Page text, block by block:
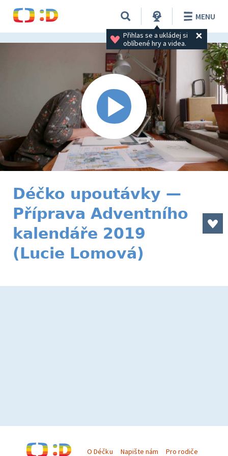
Přihlas se a ukládej si
oblíbené hry a videa.
MENU
Déčko upoutávky —
Příprava Adventního
kalendáře 2019
(Lucie Lomová)
O Déčku Napište nám Pro rodiče